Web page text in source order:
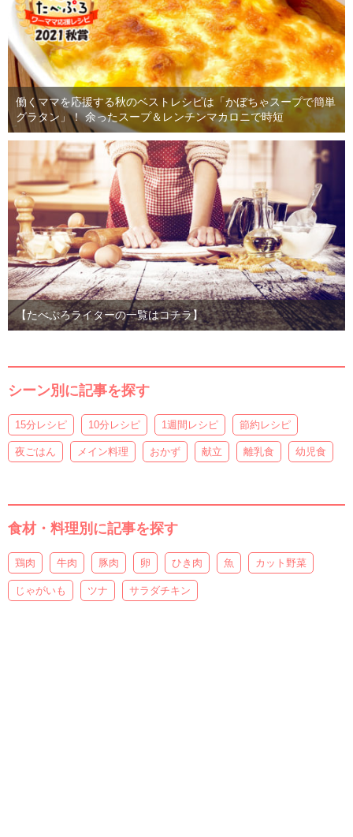
働くママを応援する秋のベストレシピは「かぼちゃスープで簡単
グラタン」！ 余ったスープ＆レンチンマカロニで時短
【たべぷろライターの一覧はコチラ】
シーン別に記事を探す
15分レシピ 10分レシピ 1週間レシピ 節約レシピ
夜ごはん メイン料理 おかず 献立 離乳食 幼児食
食材・料理別に記事を探す
鶏肉 牛肉 豚肉 卵 ひき肉 魚 カット野菜
じゃがいも ツナ サラダチキン